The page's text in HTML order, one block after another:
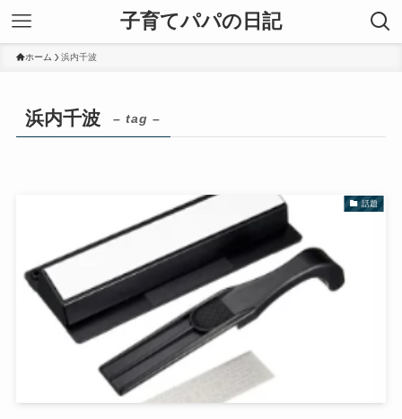
子育てパパの日記
ホーム 浜内千波
浜内千波 – tag –
話題